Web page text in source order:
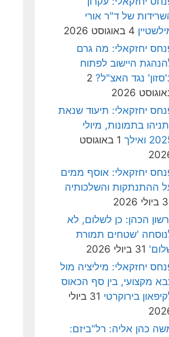
של ד"ר אורי
4 באוגוסט 2026
יחזקאלי: מה גרם
היישוב לפתוח
נגד האצ"ל? 2
2026
יחזקאלי: תיעוד שנאת
בתמונות, מיולי
ואילך
1 באוגוסט
יחזקאלי: אוסף ממים
ההתנתקות והשלכותיה
2026
הכהן: כן לשלום, לא
'שטחים תמורת
31 ביולי 2026
יחזקאלי: מיליציה מול
מקצועי, בין סף הכאוס
בירוקרטי
31 ביולי
כהן אליה: רל"ביזם: